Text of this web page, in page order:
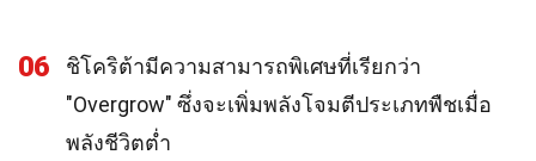
06
ชิโคริต้ามีความสามารถพิเศษที่เรียกว่า
"Overgrow" ซึ่งจะเพิ่มพลังโจมตีประเภทพืชเมื่อ
พลังชีวิตต่ำ